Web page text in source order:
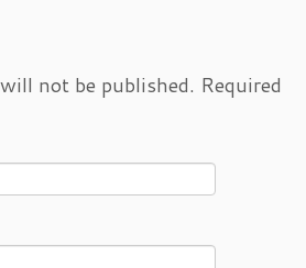
not be published. Required